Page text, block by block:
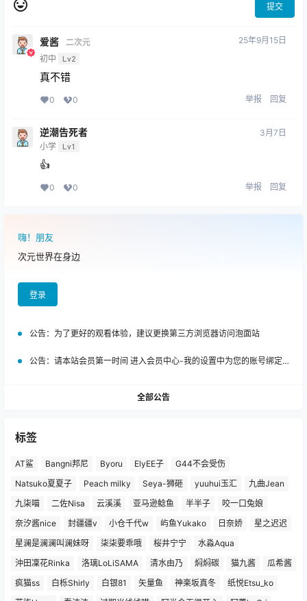
提交
爱酱
二次元
初中
Lv2
25年9月15日
真不错
0 0 举报 回复
逆潮告死者
小学 Lv1
3月7日
👍
0 0 举报 回复
嗨！朋友
次元世界在身边
登录
公告： 为了更好的观看体验，建议更换第三方浏览器访问泡面站
公告： 请本站会员第一时间 进入会员中心-我的设置中为您的账号绑定邮箱!
全部公告
标签
AT鲨 Bangni邦尼 Byoru ElyEE子
G44不会受伤
Natsuko夏夏子
Peach milky Seya-狮砸 yuuhui玉汇
九曲Jean
九柒喵
二佐Nisa 云溪溪 亚马逊鲶鱼 半半子
咬一口兔娘
奈汐酱nice
封疆疆v 小仓千代w 屿鱼Yukako 日奈娇
星之迟迟
星澜是澜澜叫澜妹呀
柒柒要乖哦 桜井宁宁
水淼Aqua
沖田凜花Rinka
洛璃LoLiSAMA 清水由乃 焖焖碳 猫九酱
瓜希酱
疯猫ss
白栎Shirly 白银81 矢量鱼 神楽坂真冬
纸悦Etsu_ko